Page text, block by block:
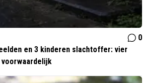
0
en 3 kinderen slachtoffer: vier
voorwaardelijk